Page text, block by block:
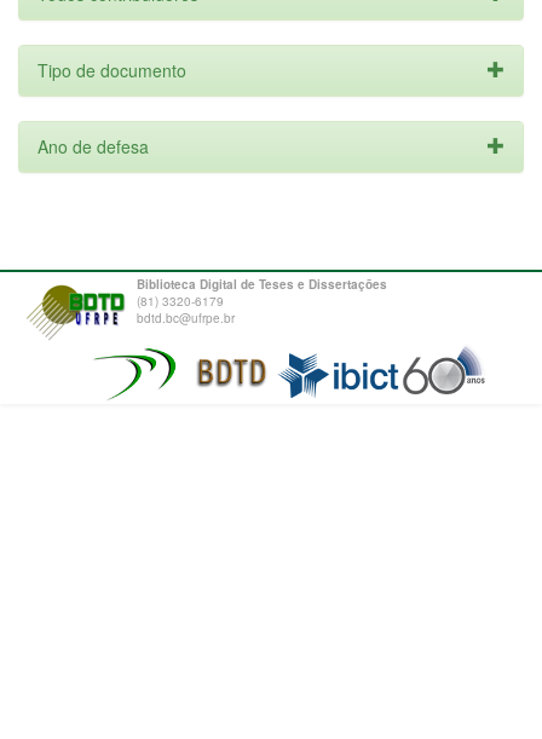
Tipo de documento
Ano de defesa
Biblioteca Digital de Teses e Dissertações
(81) 3320-6179
bdtd.bc@ufrpe.br